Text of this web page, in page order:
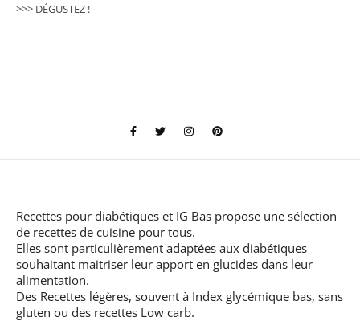
>>> DÉGUSTEZ !
Recettes pour diabétiques et IG Bas propose une sélection
de recettes de cuisine pour tous.
Elles sont particulièrement adaptées aux diabétiques
souhaitant maitriser leur apport en glucides dans leur
alimentation.
Des Recettes légères, souvent à Index glycémique bas, sans
gluten ou des recettes Low carb.